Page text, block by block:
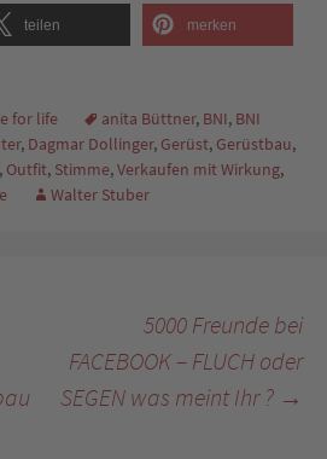
teilen merken
for life anita Büttner, BNI, BNI
, Dagmar Dollinger, Gerüst, Gerüstbau,
, Outfit, Stimme,Verkaufen mit Wirkung,
Walter Stuber
5000 Freunde bei
FACEBOOK – FLUCH oder
SEGEN was meint Ihr ? →